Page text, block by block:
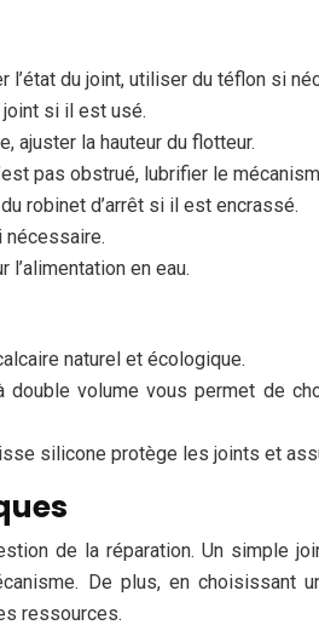
l’état du joint, utiliser du téflon si
si il est usé.
ajuster la hauteur du flotteur.
pas obstrué, lubrifier le
robinet d’arrêt si il est encrassé.
nécessaire.
l’alimentation en eau.
naturel et écologique.
volume vous permet de
silicone protège les joints et
de la réparation. Un simple
De plus, en choisissant
ressources.